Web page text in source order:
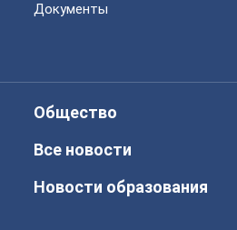
Документы
Общество
Все новости
Новости образования